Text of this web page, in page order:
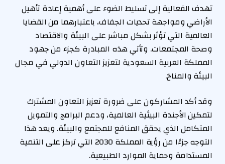
تهدف الفعالية إلى تسليط الضوء على أهمية إعادة تأهيل
الأراضي ومواجهة تحديات الجفاف، باعتبارهما من القضايا
العالمية التي تؤثر بشكل مباشر على البيئة والاقتصاد
وصحة المجتمعات. وتأتي هذه المبادرة كجزء من جهود
المملكة العربية السعودية لتعزيز التعاون الدولي في مجال
البيئة والمناخ.
وقد أكد المشاركون على ضرورة تعزيز التعاون المشترك
لتمكين الأجندة البيئية العالمية، ودعم البرامج والتمويل
المتكامل الذي يحقق المنافع للمجتمع والبيئة. ويعد هذا
التوجه جزءًا من رؤية المملكة 2030 التي تركز على التنمية
المستدامة وحماية الموارد الطبيعية.